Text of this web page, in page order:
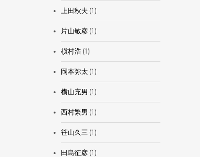
上田秋夫 (1)
片山敏彦(1)
槇村浩(1)
岡本弥太 (1)
横山充男 (1)
西村繁男 (1)
笹山久三 (1)
田島征彦(1)